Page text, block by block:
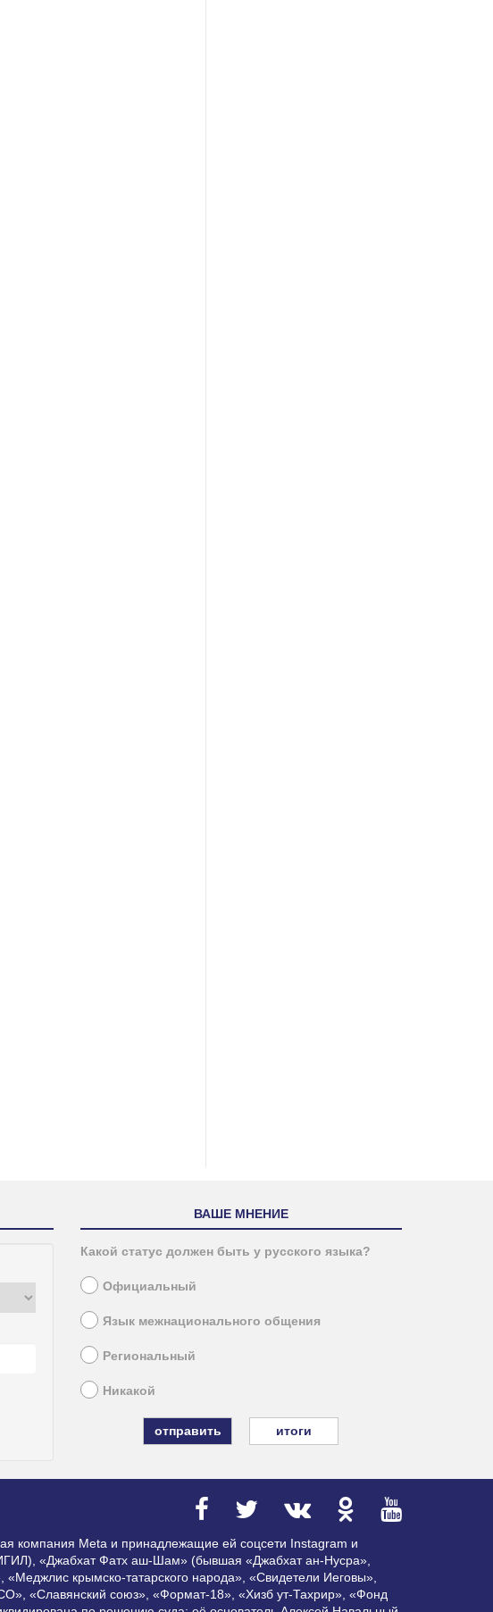
ВАШЕ МНЕНИЕ
Какой статус должен быть у русского языка?
Официальный
Язык межнационального общения
Региональный
Никакой
итоги
компания Meta и принадлежащие ей соцсети Instagram и
«Джабхат Фатх аш-Шам» (бывшая «Джабхат ан-Нусра»,
крымско-татарского народа», «Свидетели Иеговы»,
«Славянский союз», «Формат-18», «Хизб ут-Тахрир», «Фонд